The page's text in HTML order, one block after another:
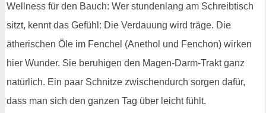
Wellness für den Bauch: Wer stundenlang am Schreibtisch
sitzt, kennt das Gefühl: Die Verdauung wird träge. Die
ätherischen Öle im Fenchel (Anethol und Fenchon) wirken
hier Wunder. Sie beruhigen den Magen-Darm-Trakt ganz
natürlich. Ein paar Schnitze zwischendurch sorgen dafür,
dass man sich den ganzen Tag über leicht fühlt.